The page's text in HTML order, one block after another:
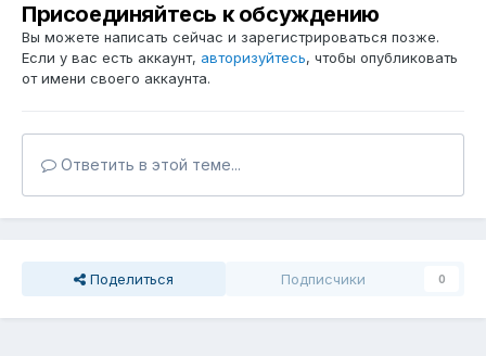
Присоединяйтесь к обсуждению
Вы можете написать сейчас и зарегистрироваться позже.
Если у вас есть аккаунт, авторизуйтесь, чтобы опубликовать
от имени своего аккаунта.
Ответить в этой теме...
Поделиться Подписчики 0